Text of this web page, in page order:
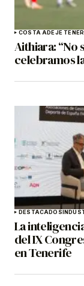
COSTA ADEJE
Aithiara: “No
celebramos
DESTACADOS
La
del IX
en Tenerife